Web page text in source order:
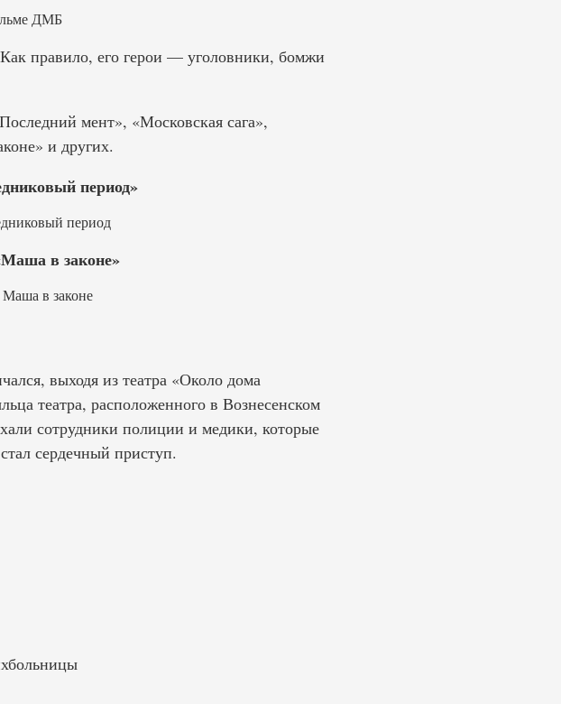
правило, его герои — уголовники, бомжи
мент», «Московская сага»,
и других.
период»
в законе»
выходя из театра «Около дома
театра, расположенного в Вознесенском
сотрудники полиции и медики, которые
сердечный приступ.